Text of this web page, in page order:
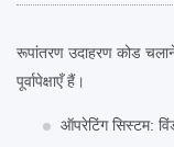
रूपांतरण उदाहरण कोड
पूर्वापेक्षाएँ हैं।
ऑपरेटिंग सिस्टम: